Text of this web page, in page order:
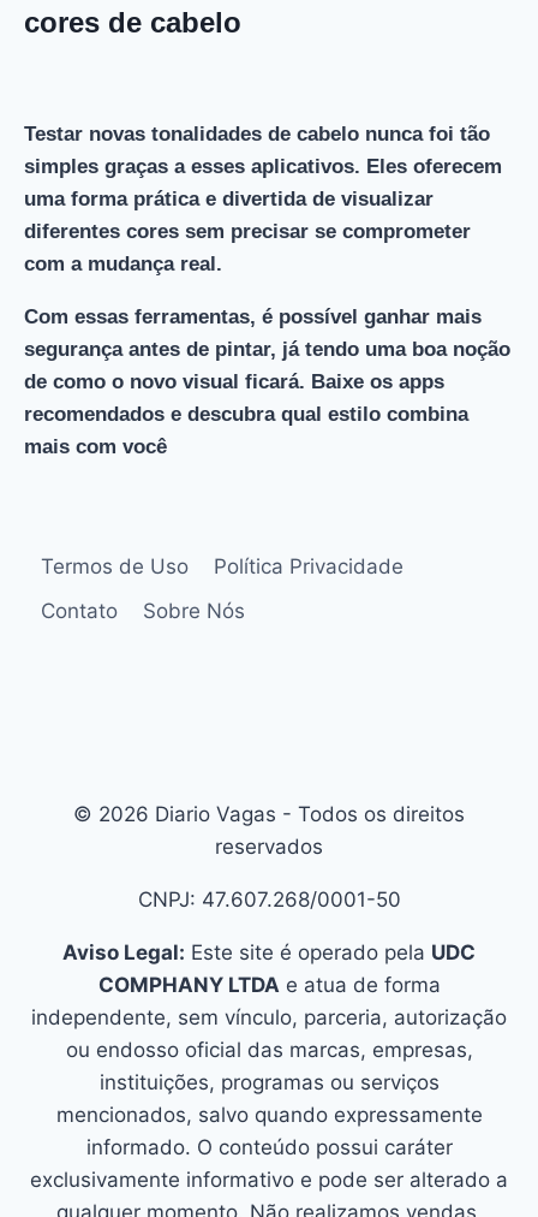
cores de cabelo
Testar novas tonalidades de cabelo nunca foi tão
simples graças a esses aplicativos. Eles oferecem
uma forma prática e divertida de visualizar
diferentes cores sem precisar se comprometer
com a mudança real.
Com essas ferramentas, é possível ganhar mais
segurança antes de pintar, já tendo uma boa noção
de como o novo visual ficará. Baixe os apps
recomendados e descubra qual estilo combina
mais com você
Termos de Uso
Política Privacidade
Contato
Sobre Nós
© 2026 Diario Vagas - Todos os direitos
reservados
CNPJ: 47.607.268/0001-50
Aviso Legal: Este site é operado pela UDC
COMPHANY LTDAe atua de forma
independente, sem vínculo, parceria, autorização
ou endosso oficial das marcas, empresas,
instituições, programas ou serviços
mencionados, salvo quando expressamente
informado. O conteúdo possui caráter
exclusivamente informativo e pode ser alterado a
qualquer momento. Não realizamos vendas,